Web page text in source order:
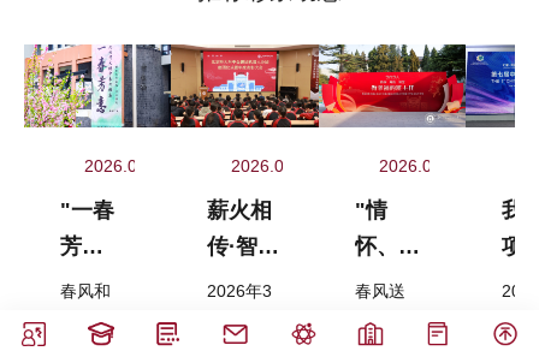
2026.04.03
"一春
芳
意"沐
春风 文
春风和
煦，芳韵
满庭。4
2026.03.24
薪火相
传·智创
未来 |
2026年3
午，无关
2026.04.02
"情
怀、理
性、智
慧"奏
春风送
暖，杏坛
生辉。
我
项
教
果
月
第